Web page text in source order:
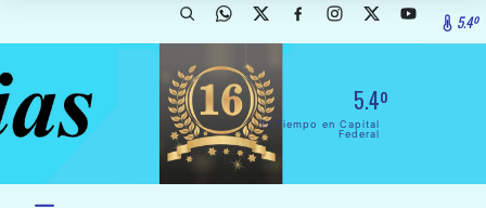
5.4º
5.4º
El Tiempo en Capital
Federal